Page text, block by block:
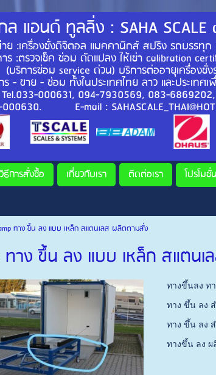
แอนด์ ทูลลิ่ง : SAHA SCALE
:เครื่องชั่งดิจิตอล แมคคานิกส์ สปริง รถบรรทุก
:ตรวจเช็ค ซ่อม ดัดแปลง ให้เช่า calibration
ริการซ่อม service ด่วน) บริการต่ออายุเครื่องชั่
ร - ขาย - ซ่อม ทั้งในประเทศ
Tel.033-000631, 094-7930569, 083-
000630. E-mail :
วิธีการสั่งซื้อ เกี่ยวกับเรา ติดต่อเรา โปรโมชั่น
ทาง ขึ้น ลง แบบ เหล็ก สแตนเลส ผลิตตามสั่ง
ทาง ขึ้น ลง แบบ เหล็ก สแตน
ทางขึ้นลง ท
ทาง ขึ้น ลง
ทาง ขึ้น ลง
ทางขึ้น ลง ผ